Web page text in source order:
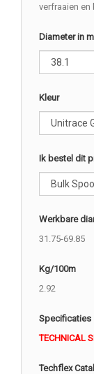
verfraaien en
Diameter in
Kleur
Ik bestel dit
Werkbare
31.75-69.85
Kg/100m
2.92
Specificaties
TECHNICAL
Techflex